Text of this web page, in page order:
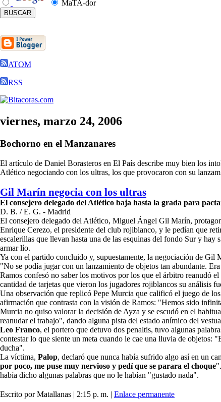
MaTA-dor
ATOM
RSS
viernes, marzo 24, 2006
Bochorno en el Manzanares
El artículo de Daniel Borasteros en El País describe muy bien los
Atlético negociando con los ultras, los que provocaron con su
Gil Marín negocia con los ultras
El consejero delegado del Atlético baja hasta la grada para
D. B. / E. G. - Madrid
El consejero delegado del Atlético, Miguel Ángel Gil Marín,
Enrique Cerezo, el presidente del club rojiblanco, y le pedían que
escalerillas que llevan hasta una de las esquinas del fondo Sur y
armar lío.
Ya con el partido concluido y, supuestamente, la negociación de Gil
"No se podía jugar con un lanzamiento de objetos tan abundante.
Ramos confesó no saber los motivos por los que el árbitro reanudó
cantidad de tarjetas que vieron los jugadores rojiblancos su análisis
Una observación que replicó Pepe Murcia que calificó el juego de
afirmación que contrasta con la visión de Ramos: "Hemos sido
Murcia no quiso valorar la decisión de Ayza y se escudó en el
reanudar el trabajo", dando alguna pista del estado anímico del
Leo Franco, el portero que detuvo dos penaltis, tuvo algunas
contestar lo que siente un meta cuando le cae una lluvia de objetos:
ducha".
La víctima, Palop, declaró que nunca había sufrido algo así en un
por poco, me puse muy nervioso y pedí que se parara el choque
había dicho algunas palabras que no le habían "gustado nada".
Escrito por Matallanas | 2:15 p. m. | Enlace permanente